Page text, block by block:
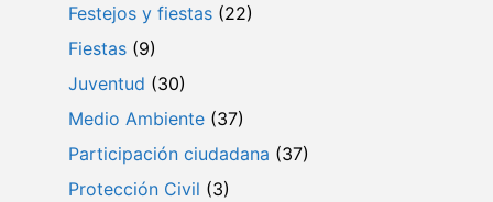
Festejos y fiestas (22)
Fiestas (9)
Juventud (30)
Medio Ambiente (37)
Participación ciudadana (37)
Protección Civil (3)